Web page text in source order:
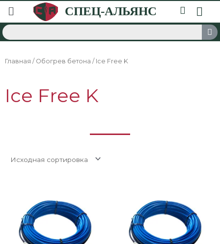
Главная / Обогрев бетона / Ice Free K
Ice Free K